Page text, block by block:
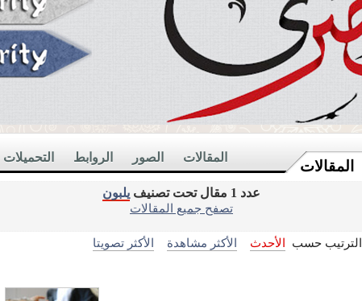
المقالات
التحميلات الروابط الصور المقالات
عدد 1 مقال تحت تصنيف
يلبون
تصفح جميع المقالات
الترتيب حسب الأحدث الأكثر مشاهدة الأكثر تصويتا